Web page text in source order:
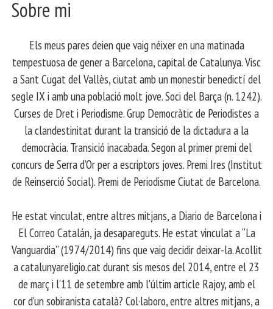
Sobre mi
Els meus pares deien que vaig néixer en una matinada
tempestuosa de gener a Barcelona, capital de Catalunya. Visc
a Sant Cugat del Vallès, ciutat amb un monestir benedictí del
segle IX i amb una població molt jove. Soci del Barça (n. 1242).
Curses de Dret i Periodisme. Grup Democràtic de Periodistes a
la clandestinitat durant la transició de la dictadura a la
democràcia. Transició inacabada. Segon al primer premi del
concurs de Serra d’Or per a escriptors joves. Premi Ires (Institut
de Reinserció Social). Premi de Periodisme Ciutat de Barcelona.
​ He estat vinculat, entre altres mitjans, a Diario de Barcelona i
El Correo Catalán, ja desapareguts. He estat vinculat a “La
Vanguardia” (1974/2014) fins que vaig decidir deixar-la. Acollit
a catalunyareligio.cat durant sis mesos del 2014, entre el 23
de març i l'11 de setembre amb l'últim article Rajoy, amb el
cor d'un sobiranista català? Col·laboro, entre altres mitjans, a